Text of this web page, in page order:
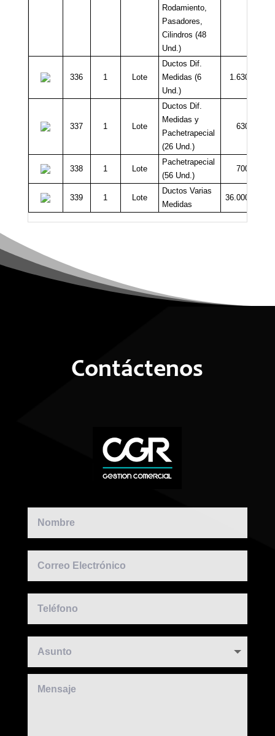
Rodamiento,
Pasadores,
Cilindros (48
Und.)
336 1 Lote
Ductos Dif.
Medidas (6
Und.)
1.630.000
337 1 Lote
Ductos Dif.
Medidas y
Pachetrapecial
(26 Und.)
630.000
338 1 Lote
Pachetrapecial
(56 Und.)
700.000
339 1 Lote
Ductos Varias
Medidas
36.000.000
Contáctenos